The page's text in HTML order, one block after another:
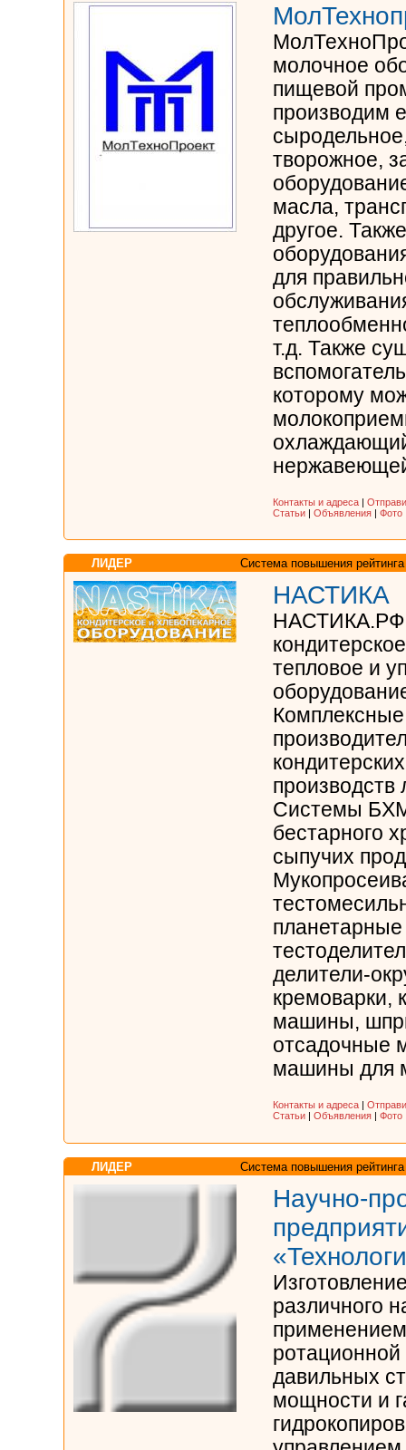
молочное
пищевой
производим
творожное,
масла,
другое.
для
т.д. Также
которому
Контакты и адреса |
Статьи | Объявления | Фото
ЛИДЕР Система повышения рейтинга
НАСТИКА
НАСТИКА.РФ
тепловое и
Системы
бестарного
сыпучих
делители-
кремоварки,
машины,
отсадочные
машины для
Контакты и адреса |
Статьи | Объявления | Фото
ЛИДЕР Система повышения рейтинга
Научно-
различного
давильных
мощности и